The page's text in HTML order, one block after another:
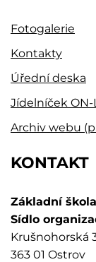
Fotogalerie
Kontakty
Úřední deska
Jídelníček ON-
Archiv webu
KONTAKT
Základní
Sídlo
Krušnohorská
363 01 Ostrov